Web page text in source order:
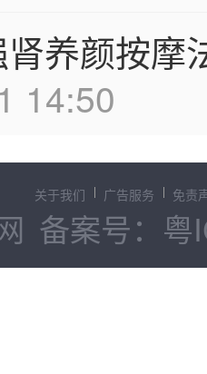
养颜按摩
14:50
关于我们 广告服务 免责
备案号：粤